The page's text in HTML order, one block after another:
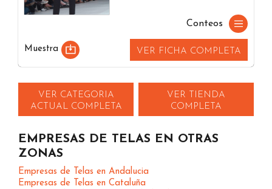
Conteos
Muestra VER FICHA COMPLETA
VER CATEGORIA
ACTUAL COMPLETA
VER TIENDA
COMPLETA
EMPRESAS DE TELAS EN OTRAS
ZONAS
Empresas de Telas en Andalucia
Empresas de Telas en Cataluña